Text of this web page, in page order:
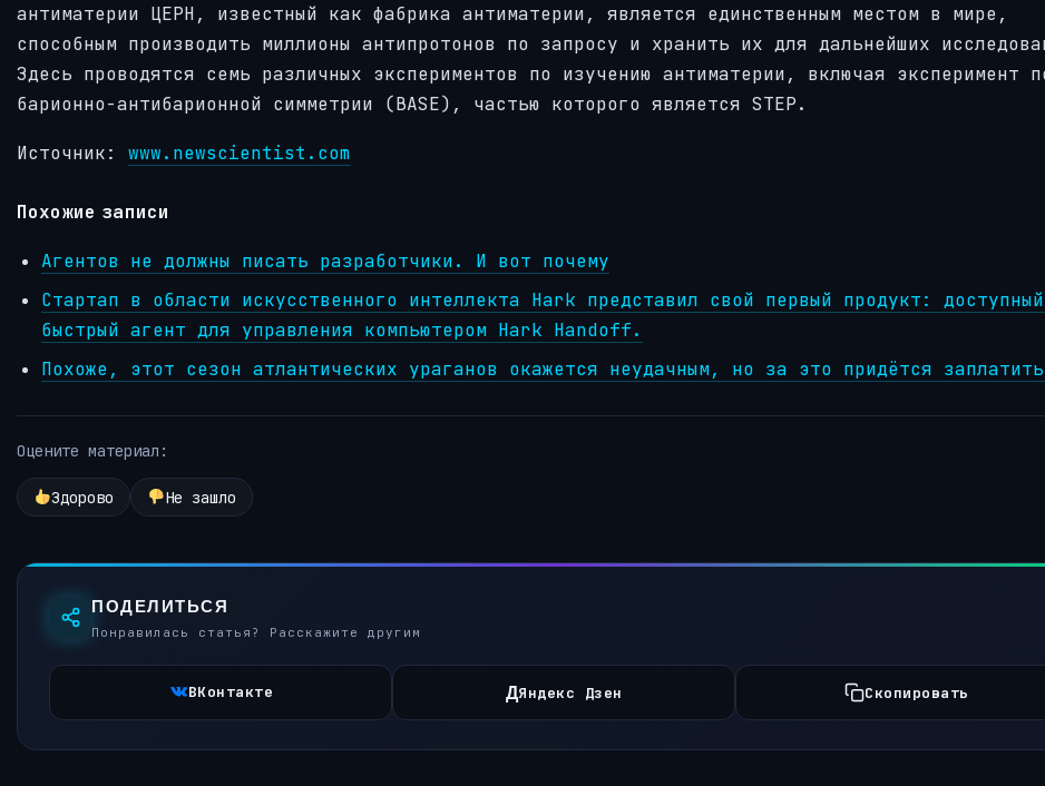
антиматерии ЦЕРН, известный как фабрика антиматерии, является единственным местом в мире,
способным производить миллионы антипротонов по запросу и хранить их для дальнейших
Здесь проводятся семь различных экспериментов по изучению антиматерии, включая эксперимент
барионно-антибарионной симметрии (BASE), частью которого является STEP.
Источник: www.newscientist.com
Похожие записи
Агентов не должны писать разработчики. И вот почему
Стартап в области искусственного интеллекта Hark представил свой первый продукт:
быстрый агент для управления компьютером Hark Handoff.
Похоже, этот сезон атлантических ураганов окажется неудачным, но за это придётся
Оцените материал:
Здорово Не зашло
ПОДЕЛИТЬСЯ
Понравилась статья? Расскажите другим
ВКонтакте ДЯндекс Дзен Скопировать